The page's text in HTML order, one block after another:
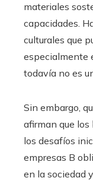
materiales
capacidades.
culturales que
especialmente
todavía no es
Sin embargo,
afirman que
los desafíos
empresas B
en la sociedad